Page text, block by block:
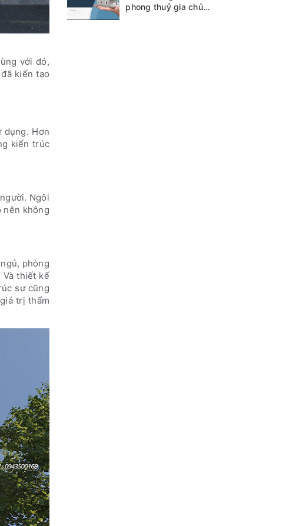
với đó,
kiến tạo
dụng. Hơn
kiến trúc
Ngôi
nên không
phòng
Và thiết kế
sư cũng
trị thẩm
phong thuỷ gia chủ